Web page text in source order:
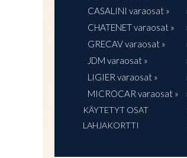
CASALINI varaosat »
CHATENET varaosat »
GRECAV varaosat »
JDM varaosat »
LIGIER varaosat »
MICROCAR varaosat »
KÄYTETYT OSAT
LAHJAKORTTI